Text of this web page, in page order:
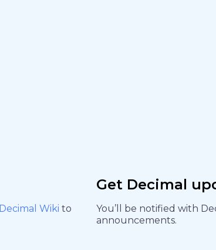
Decimal Wiki to
Get Decimal
You’ll be notified with
announcements.